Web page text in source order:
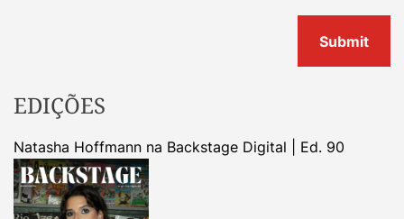
EDIÇÕES
Natasha Hoffmann na Backstage Digital | Ed. 90